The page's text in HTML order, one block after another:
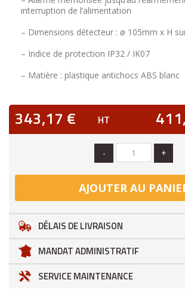
interruption de l’alimentation
– Dimensions détecteur : ø 105mm x H
– Indice de protection IP32 / IK07
– Matière : plastique antichocs ABS blanc
343,17 € HT
- +
AJOUTER AU
DÉLAIS DE LIVRAISON
MANDAT ADMINISTRATIF
SERVICE MAINTENANCE